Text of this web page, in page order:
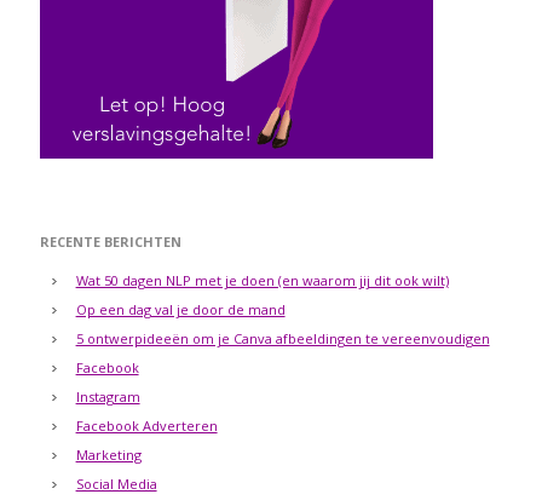
RECENTE BERICHTEN
Wat 50 dagen NLP met je doen (en waarom jij dit ook wilt)
Op een dag val je door de mand
5 ontwerpideeën om je Canva afbeeldingen te vereenvoudigen
Facebook
Instagram
Facebook Adverteren
Marketing
Social Media